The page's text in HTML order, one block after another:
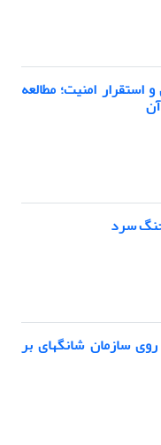
استقرار امنیت؛ مطالعه
سرد
سازمان شانگهای بر